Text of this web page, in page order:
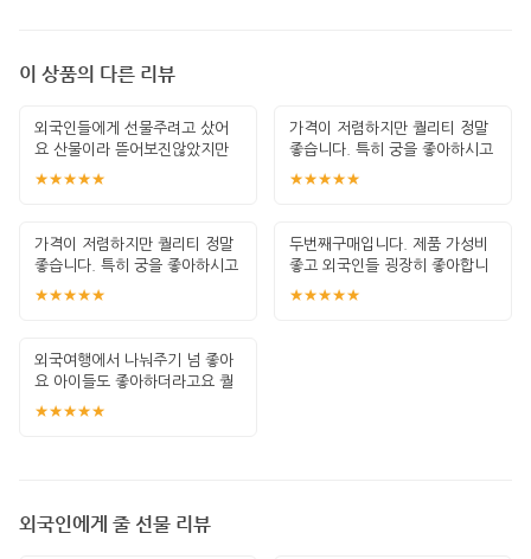
이 상품의 다른 리뷰
외국인들에게 선물주려고 샀어
요 산물이라 뜯어보진않았지만
한국적인 포장이
★★★★★
가격이 저렴하지만 퀄리티 정말
좋습니다. 특히 궁을 좋아하시고
책 좋아하
★★★★★
가격이 저렴하지만 퀄리티 정말
좋습니다. 특히 궁을 좋아하시고
책 좋아하
★★★★★
두번째구매입니다. 제품 가성비
좋고 외국인들 굉장히 좋아합니
다. 안전하게
★★★★★
외국여행에서 나눠주기 넘 좋아
요 아이들도 좋아하더라고요 퀄
리티도 좋고요
★★★★★
외국인에게 줄 선물 리뷰